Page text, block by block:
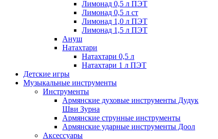
Лимонад 0,5 л ПЭТ
Лимонад 0,5 л ст
Лимонад 1,0 л ПЭТ
Лимонад 1,5 л ПЭТ
Ануш
Натахтари
Натахтари 0,5 л
Натахтари 1 л ПЭТ
Детские игры
Музыкальные инструменты
Инструменты
Армянские духовые инструменты Дудук
Шви Зурна
Армянские струнные инструменты
Армянские ударные инструменты Доол
Аксессуары